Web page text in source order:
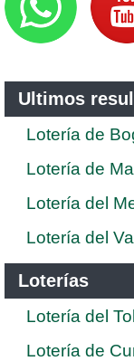
Ultimos
Lotería de
Lotería de
Lotería del
Lotería del
Loterías
Lotería del
Lotería de